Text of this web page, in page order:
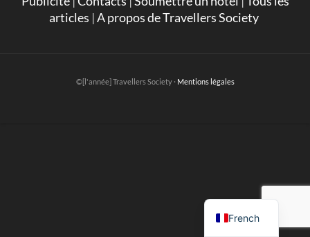
articles |A propos de Travellers Society
©[l'année] Travellers Society · Mentions légales
French